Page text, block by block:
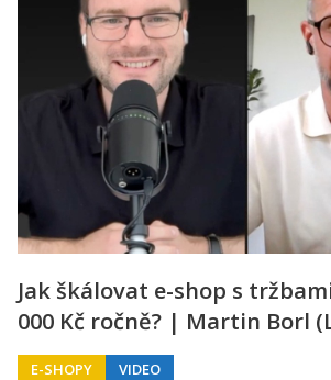
Jak škálovat e-shop s
000 Kč ročně? | Martin Borl
E-SHOPY VIDEO